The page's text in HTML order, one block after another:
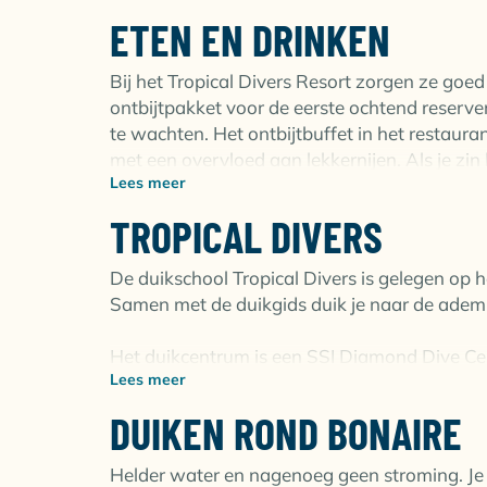
koelkast, magnetron en koffiezetapparaat.
eenpersoonsbedden, een televisie, kluis en
appartementen zijn ook wifi, airconditioning
ETEN EN DRINKEN
Bij het Tropical Divers Resort zorgen ze
ontbijtpakket voor de eerste ochtend
te wachten. Het ontbijtbuffet in het
met een overvloed aan lekkernijen. Als je
huren en een koeler vol drankjes vullen.
Lees meer
TROPICAL DIVERS
De duikschool Tropical Divers is gelegen op
Samen met de duikgids duik je naar de
Het duikcentrum is een SSI Diamond Dive
verdiepende cursus doen? Dan kun je
helpen bij het behalen van je certificaat!
Lees meer
DUIKEN ROND BONAIRE
Helder water en nagenoeg geen stroming.